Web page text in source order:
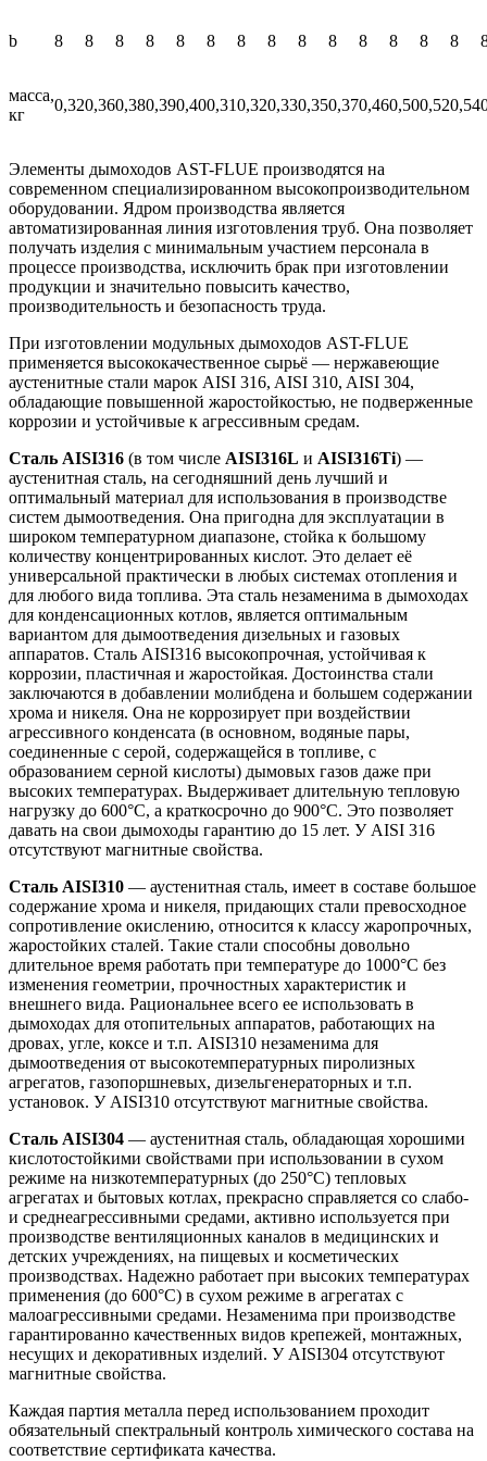
b 8 8 8 8 8 8 8 8 8 8 8 8 8 8
масса,
кг
0,320,360,380,390,400,310,320,330,350,370,460,500,520,54
Элементы дымоходов AST-FLUE производятся на
современном специализированном высокопроизводительном
оборудовании. Ядром производства является
автоматизированная линия изготовления труб. Она позволяет
получать изделия с минимальным участием персонала в
процессе производства, исключить брак при изготовлении
продукции и значительно повысить качество,
производительность и безопасность труда.
При изготовлении модульных дымоходов AST-FLUE
применяется высококачественное сырьё — нержавеющие
аустенитные стали марок AISI 316, AISI 310, AISI 304,
обладающие повышенной жаростойкостью, не подверженные
коррозии и устойчивые к агрессивным средам.
Сталь AISI316 (в том числе AISI316L и AISI316Ti) —
аустенитная сталь, на сегодняшний день лучший и
оптимальный материал для использования в производстве
систем дымоотведения. Она пригодна для эксплуатации в
широком температурном диапазоне, стойка к большому
количеству концентрированных кислот. Это делает её
универсаль­ной практически в любых системах отопления и
для любого вида топлива. Эта сталь незаменима в дымоходах
для конденсационных котлов, является оптимальным
вариантом для дымоотведения дизельных и газовых
аппаратов. Сталь AISI316 высокопрочная, устойчивая к
коррозии, пластичная и жаростойкая. Достоинства стали
заключаются в добавлении молибдена и большем содержании
хрома и никеля. Она не коррозирует при воздействии
агрессивного конденсата (в основном, водяные пары,
соединенные с серой, содержащейся в топливе, с
образованием серной кислоты) дымовых газов даже при
высоких температурах. Выдерживает длительную тепловую
нагрузку до 600°С, а краткосрочно до 900°С. Это позволяет
давать на свои дымоходы гарантию до 15 лет. У AISI 316
отсутствуют магнитные свойства.
Сталь AISI310 — аустенитная сталь, имеет в составе большое
содержание хрома и никеля, придающих стали превосходное
сопротивление окислению, относится к классу жаропрочных,
жаростойких сталей. Такие стали способны довольно
длительное время работать при температуре до 1000°С без
изменения геометрии, прочностных характеристик и
внешнего вида. Рациональнее всего ее использовать в
дымоходах для отопительных аппаратов, работающих на
дровах, угле, коксе и т.п. AISI310 незаменима для
дымоотведения от высокотемпературных пиролизных
агрегатов, газопоршневых, дизельгенераторных и т.п.
установок. У AISI310 отсутствуют магнитные свойства.
Сталь AISI304 — аустенитная сталь, обладающая хорошими
кислотостойкими свойствами при использовании в сухом
режиме на низкотемпературных (до 250°С) тепловых
агрегатах и бытовых котлах, прекрасно справляется со слабо-
и среднеагрессивными средами, активно используется при
производстве вентиляционных каналов в медицинских и
детских учреждениях, на пищевых и косметических
производствах. Надежно работает при высоких температурах
применения (до 600°С) в сухом режиме в агрегатах с
малоагрессивными средами. Незаменима при производстве
гарантированно качественных видов крепежей, монтажных,
несущих и декоративных изделий. У AISI304 отсутствуют
магнитные свойства.
Каждая партия металла перед использованием проходит
обязательный спектральный контроль химического состава на
соответствие сертификата качества.